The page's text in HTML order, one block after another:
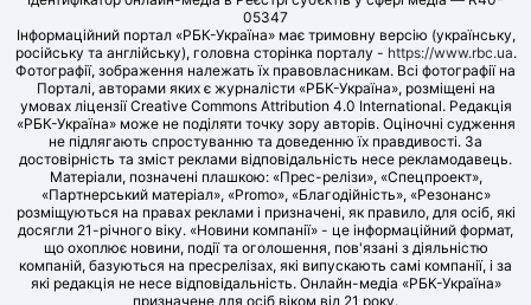
05347
Інформаційний портал «РБК-Україна» має тримовну версію (українську,
російську та англійську), головна сторінка порталу - https://www.rbc.ua.
Фотографії, зображення належать їх правовласникам. Всі фотографії на
Порталі, авторами яких є журналісти «РБК-Україна», розміщені на
умовах ліцензії Creative Commons Attribution 4.0 International. Редакція
«РБК-Україна» може не поділяти точку зору авторів. Оціночні судження
не підлягають спростуванню та доведенню їх правдивості. За
достовірність та зміст реклами відповідальність несе рекламодавець.
Матеріали, позначені плашкою: «Прес-релізи», «Спецпроект»,
«Партнерський матеріал», «Promo», «Благодійність», «Резонанс»
розміщуються на правах реклами і призначені, як правило, для осіб, які
досягли 21-річного віку. «Новини компанії» - це інформаційний формат,
що охоплює новини, події та оголошення, пов'язані з діяльністю
компаній, базуються на пресрелізах, які випускають самі компанії, і за
які редакція не несе відповідальність. Онлайн-медіа «РБК-Україна»
призначене для осіб віком від 21 року.